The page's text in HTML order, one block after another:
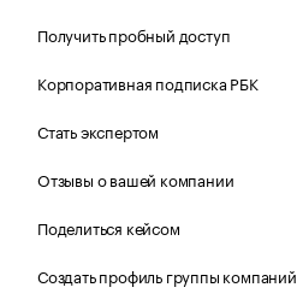
Получить пробный доступ
Корпоративная подписка РБК
Стать экспертом
Отзывы о вашей компании
Поделиться кейсом
Создать профиль группы компаний